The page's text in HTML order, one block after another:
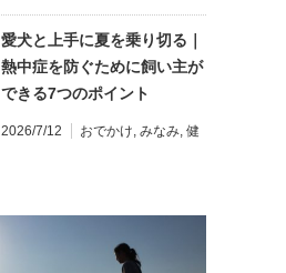
愛犬と上手に夏を乗り切る｜
熱中症を防ぐために飼い主が
できる7つのポイント
2026/7/12 おでかけ, みなみ, 健